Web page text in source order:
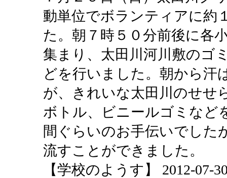
動単位でボランティアに約
た。朝７時５０分前後に各
集まり、太田川河川敷のゴ
どを行いました。朝から汗
が、きれいな太田川のせせ
ボトル、ビニールゴミなど
間ぐらいのお手伝いでした
流すことができました。
【学校のようす】 2012-07-